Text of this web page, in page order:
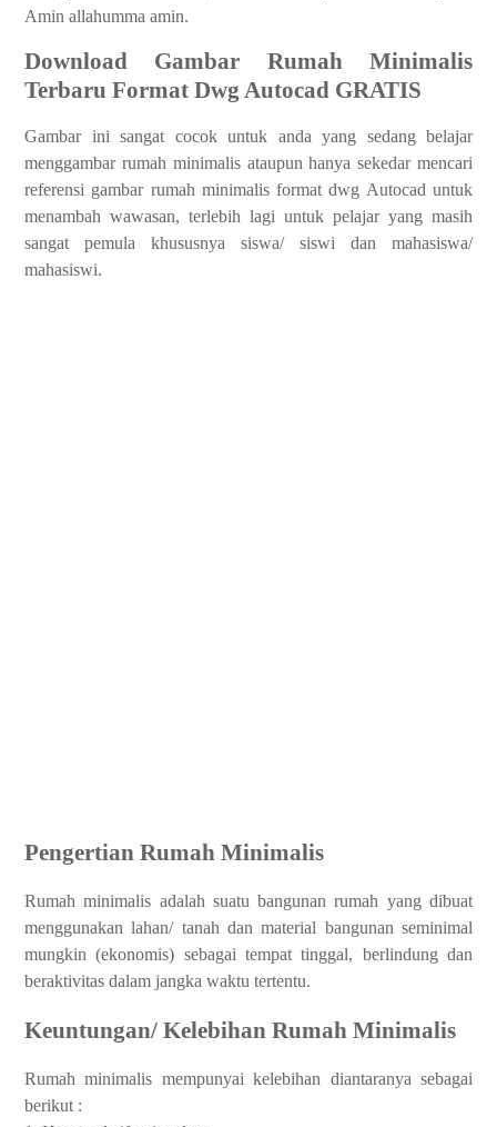
Amin allahumma amin.
Download Gambar Rumah Minimalis
Terbaru Format Dwg Autocad GRATIS
Gambar ini sangat cocok untuk anda yang sedang belajar
menggambar rumah minimalis ataupun hanya sekedar mencari
referensi gambar rumah minimalis format dwg Autocad untuk
menambah wawasan, terlebih lagi untuk pelajar yang masih
sangat pemula khususnya siswa/ siswi dan mahasiswa/
mahasiswi.
Pengertian Rumah Minimalis
Rumah minimalis adalah suatu bangunan rumah yang dibuat
menggunakan lahan/ tanah dan material bangunan seminimal
mungkin (ekonomis) sebagai tempat tinggal, berlindung dan
beraktivitas dalam jangka waktu tertentu.
Keuntungan/ Kelebihan Rumah Minimalis
Rumah minimalis mempunyai kelebihan diantaranya sebagai
berikut :